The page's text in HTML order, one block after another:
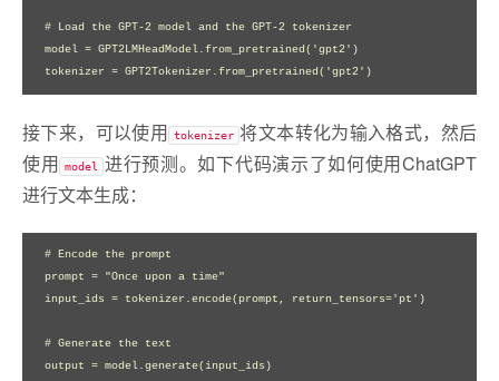
# Load the GPT-2 model and the GPT-2 tokenizer
model = GPT2LMHeadModel.from_pretrained('gpt2')
接下来，可以使用 tokenizer 将文本转化为输入格式，然后
使用 model
进行预测。如下代码演示了如何使用ChatGPT
进行文本生成：
# Encode the prompt
prompt = "Once upon a time"
input_ids = tokenizer.encode(prompt, return_tensors='pt')
# Generate the text
output = model.generate(input_ids)